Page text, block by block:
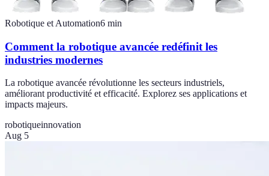
Robotique et Automation6 min
Comment la robotique avancée redéfinit les
industries modernes
La robotique avancée révolutionne les secteurs industriels,
améliorant productivité et efficacité. Explorez ses applications et
impacts majeurs.
robotiqueinnovation
Aug 5